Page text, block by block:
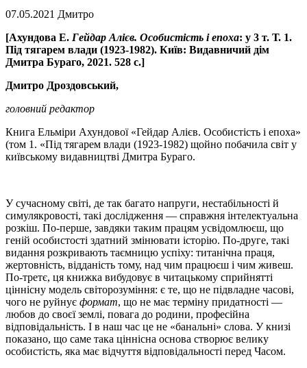
07.05.2021 Дмитро
[Ахундова Е. Гейдар Алієв. Особистість і епоха: у 3 т. Т. 1.
Під тягарем влади (1923-1982). Київ: Видавничий дім
Дмитра Бураго, 2021. 528 с.]
Дмитро Дроздовський,
головний редактор
Книга Ельміри Ахундової «Гейдар Алієв. Особистість і епоха»
(том 1. «Під тягарем влади (1923-1982) щойно побачила світ у
київському видавництві Дмитра Бураго.
У сучасному світі, де так багато напруги, нестабільності й
симулякровості, такі дослідження — справжня інтелектуальна
розкіш. По-перше, завдяки таким працям усвідомлюєш, що
геній особистості здатний змінювати історію. По-друге, такі
видання розкривають таємницю успіху: титанічна праця,
жертовність, відданість тому, над чим працюєш і чим живеш.
По-третє, ця книжка вибудовує в читацькому сприйнятті
ціннісну модель світорозуміння: є те, що не підвладне часові,
чого не руйнує формат, що не має терміну придатності —
любов до своєї землі, повага до родини, професійна
відповідальність. І в наш час це не «банальні» слова. У книзі
показано, що саме така ціннісна основа створює велику
особистість, яка має відчуття відповідальності перед Часом.